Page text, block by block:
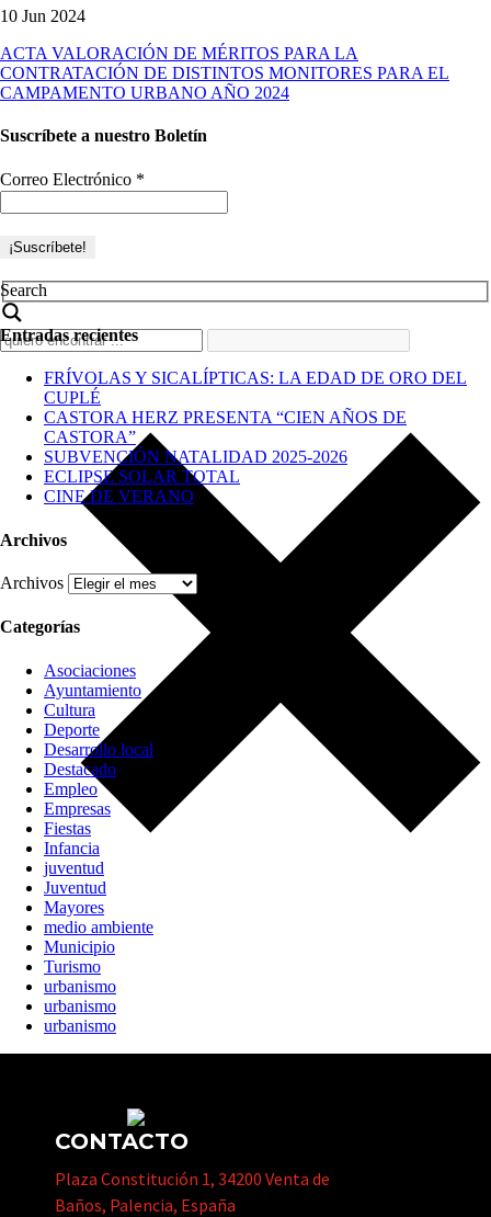
10 Jun 2024
ACTA VALORACIÓN DE MÉRITOS PARA LA
CONTRATACIÓN DE DISTINTOS MONITORES PARA EL
CAMPAMENTO URBANO AÑO 2024
Suscríbete a nuestro Boletín
Correo Electrónico *
Search
Entradas recientes
FRÍVOLAS Y SICALÍPTICAS: LA EDAD DE ORO DEL
CUPLÉ
CASTORA HERZ PRESENTA “CIEN AÑOS DE
CASTORA”
SUBVENCIÓN NATALIDAD 2025-2026
ECLIPSE SOLAR TOTAL
CINE DE VERANO
Archivos
Archivos
Categorías
Asociaciones
Ayuntamiento
Cultura
Deporte
Desarrollo local
Destacado
Empleo
Empresas
Fiestas
Infancia
juventud
Juventud
Mayores
medio ambiente
Municipio
Turismo
urbanismo
urbanismo
urbanismo
CONTACTO
Plaza Constitución 1, 34200 Venta de
Baños, Palencia, España